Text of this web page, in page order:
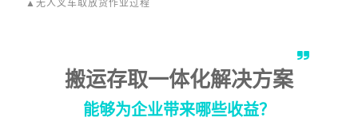
▲无人叉车取放货作业过程
搬运存取一体化解决方案
能够为企业带来哪些收益？